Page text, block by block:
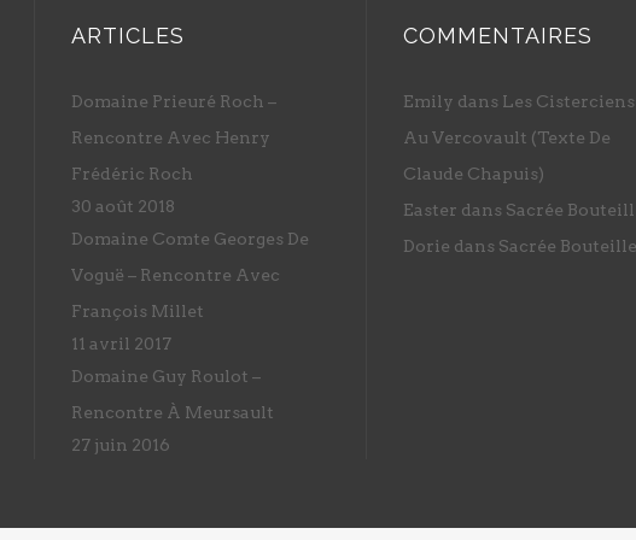
ARTICLES
Domaine Prieuré Roch –
Rencontre Avec Henry
Frédéric Roch
30 août 2018
Domaine Comte Georges De
Voguë – Rencontre Avec
François Millet
11 avril 2017
Domaine Guy Roulot –
Rencontre À Meursault
27 juin 2016
COMMENTAIRES
Emily dans Les Cisterciens
Au Vercovault (Texte De
Claude Chapuis)
Easter dans Sacrée
Dorie dans Sacrée Bouteille